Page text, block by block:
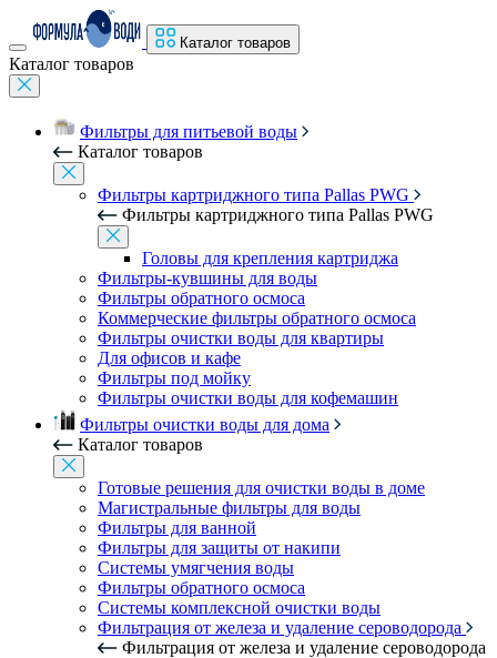
Каталог товаров
Каталог товаров
Фильтры для питьевой воды
Каталог товаров
Фильтры картриджного типа Pallas PWG
Фильтры картриджного типа Pallas PWG
Головы для крепления картриджа
Фильтры-кувшины для воды
Фильтры обратного осмоса
Коммерческие фильтры обратного осмоса
Фильтры очистки воды для квартиры
Для офисов и кафе
Фильтры под мойку
Фильтры очистки воды для кофемашин
Фильтры очистки воды для дома
Каталог товаров
Готовые решения для очистки воды в доме
Магистральные фильтры для воды
Фильтры для ванной
Фильтры для защиты от накипи
Системы умягчения воды
Фильтры обратного осмоса
Системы комплексной очистки воды
Фильтрация от железа и удаление сероводорода
Фильтрация от железа и удаление сероводорода